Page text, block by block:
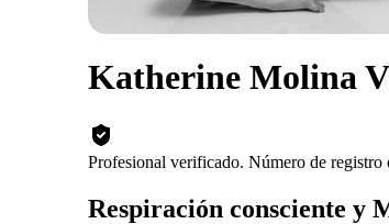
Katherine Molina
Profesional verificado. Número de
Respiración consciente y